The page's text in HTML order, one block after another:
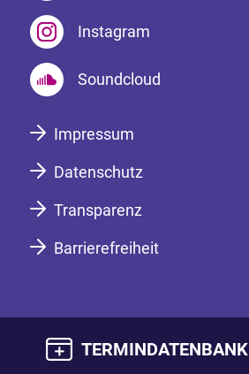
Instagram
Soundcloud
Impressum
Datenschutz
Transparenz
Barrierefreiheit
TERMINDATENBANK